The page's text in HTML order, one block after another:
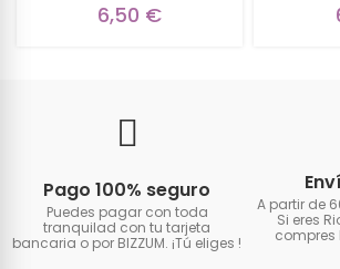
6,50 €
Pago 100% seguro
Puedes pagar con toda
tranquilad con tu tarjeta
bancaria o por BIZZUM. ¡Tú eliges !
A partir de
Si eres
compres